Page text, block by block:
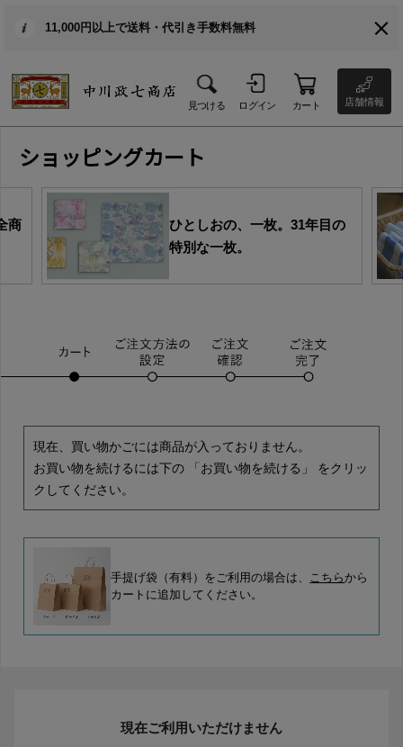
11,000円以上で送料・代引き手数料無料
見つける ログイン カート 店舗情報
ショッピングカート
商
ひとしおの、一枚。31年目の
特別な一枚。
現在、買い物かごには商品が入っておりません。
お買い物を続けるには下の 「お買い物を続ける」 をクリッ
クしてください。
手提げ袋（有料）をご利用の場合は、 こちらから
カートに追加してください。
現在ご利用いただけません